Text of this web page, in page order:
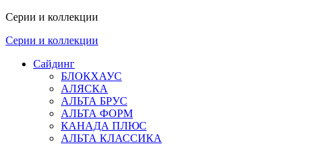
Серии и коллекции
Серии и коллекции
Сайдинг
БЛОКХАУС
АЛЯСКА
АЛЬТА БРУС
АЛЬТА ФОРМ
КАНАДА ПЛЮС
АЛЬТА КЛАССИКА